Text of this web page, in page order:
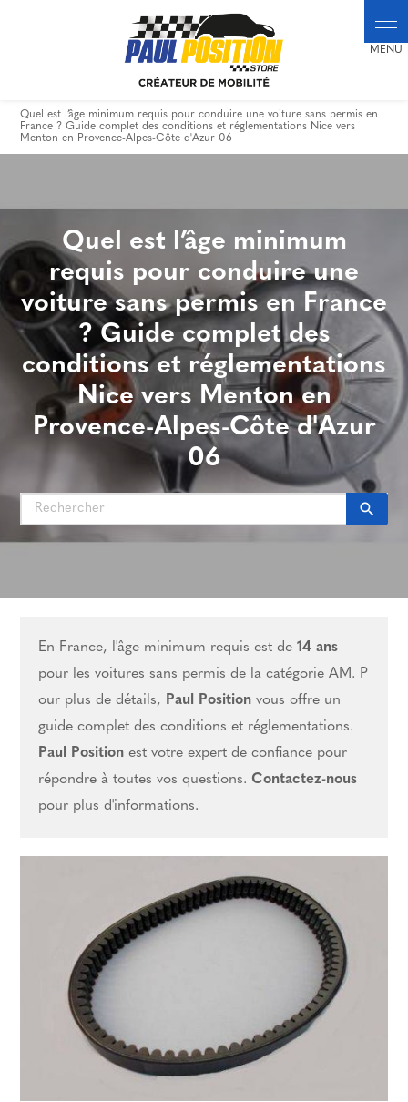
Quel est l’âge minimum requis pour conduire une voiture sans permis en
France ? Guide complet des conditions et réglementations Nice vers
Menton en Provence-Alpes-Côte d'Azur 06
Quel est l’âge minimum
requis pour conduire une
voiture sans permis en France
? Guide complet des
conditions et réglementations
Nice vers Menton en
Provence-Alpes-Côte d'Azur
06
search
En France, l'âge minimum requis est de14 ans
pour les voitures sans permis de la catégorie AM. P
our plus de détails, Paul Position vous offre un
guide complet des conditions et réglementations.
Paul Position est votre expert de confiance pour
répondre à toutes vos questions. Contactez-nous
pour plus d'informations.